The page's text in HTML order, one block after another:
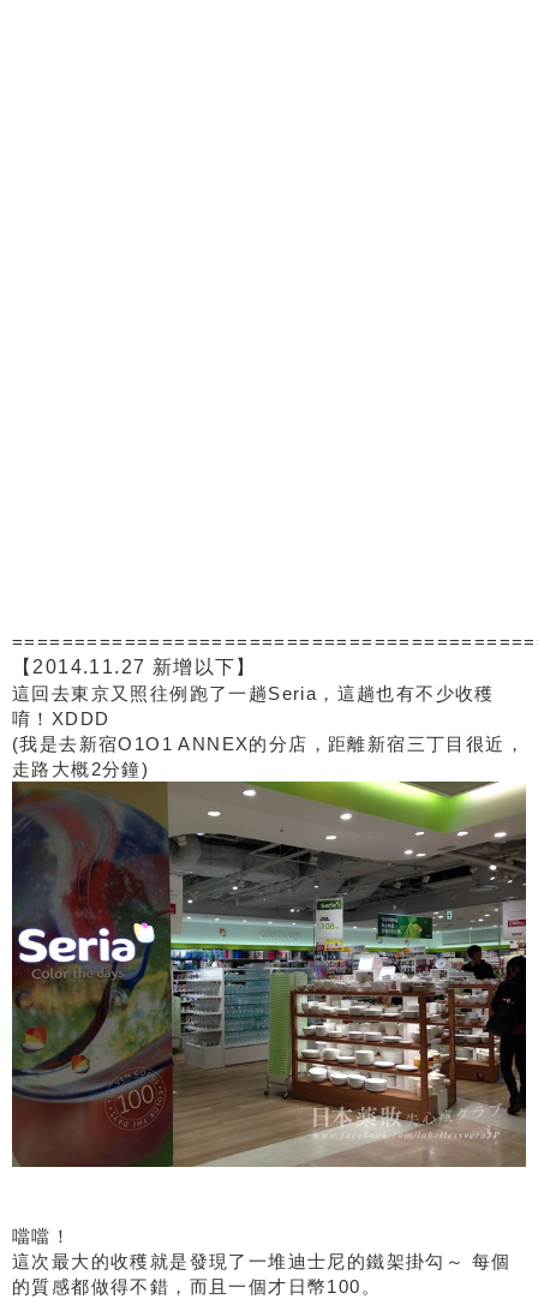
【2014.11.27 新增以下】
這回去東京又照往例跑了一趟Seria，這趟也有不少收穫
唷！XDDD
(我是去新宿O1O1 ANNEX的分店，距離新宿三丁目很近，
走路大概2分鐘)
噹噹！
這次最大的收穫就是發現了一堆迪士尼的鐵架掛勾～ 每個
的質感都做得不錯，而且一個才日幣100。